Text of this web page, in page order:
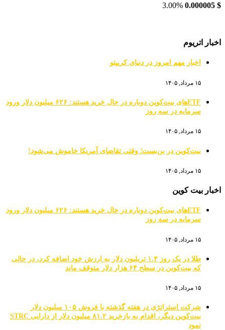
$
0.000005
3.00%
اخبار اتریوم
اخبار مهم امروز در دنیای کریپتو
۱۵ مرداد, ۱۴۰۵
ETFهای بیت‌کوین دوباره در حال خرید هستند: ۶۲۶ میلیون دلار ورود
سرمایه در سه روز
۱۵ مرداد, ۱۴۰۵
بیت‌کوین در بن‌بست؛ وقتی تقاضای آمریکا خاموش می‌شود!
۱۵ مرداد, ۱۴۰۵
اخبار بیت کوین
ETFهای بیت‌کوین دوباره در حال خرید هستند: ۶۲۶ میلیون دلار ورود
سرمایه در سه روز
۱۵ مرداد, ۱۴۰۵
طلا در یک روز ۱.۳ تریلیون دلار به ارزش خود اضافه کرد، در حالی
که بیت‌کوین در سطح ۶۴ هزار دلار متوقف ماند
۱۵ مرداد, ۱۴۰۵
شرکت استراتژی در هفته گذشته با فروش ۱۰۵ میلیون دلار
بیت‌کوین دیگر، اقدام به بازخرید ۸۱.۲ میلیون دلار از دارایی STRC
نمود